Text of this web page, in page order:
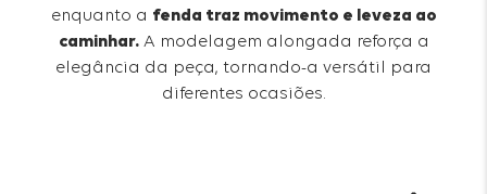
enquanto a fenda traz movimento e leveza ao
caminhar.A modelagem alongada reforça a
elegância da peça, tornando-a versátil para
diferentes ocasiões.